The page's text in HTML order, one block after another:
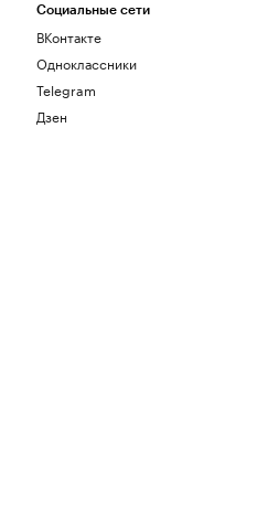
Социальные сети
ВКонтакте
Одноклассники
Telegram
Дзен